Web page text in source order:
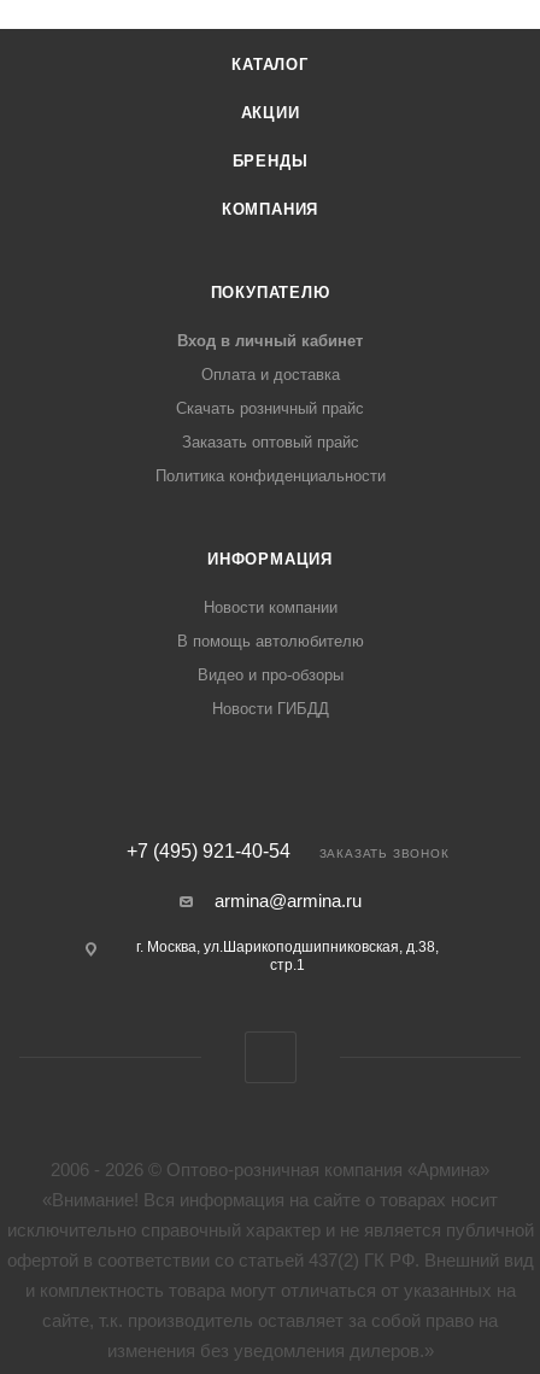
КАТАЛОГ
АКЦИИ
БРЕНДЫ
КОМПАНИЯ
ПОКУПАТЕЛЮ
Вход в личный кабинет
Оплата и доставка
Скачать розничный прайс
Заказать оптовый прайс
Политика конфиденциальности
ИНФОРМАЦИЯ
Новости компании
В помощь автолюбителю
Видео и про-обзоры
Новости ГИБДД
+7 (495) 921-40-54 ЗАКАЗАТЬ ЗВОНОК
armina@armina.ru
г. Москва, ул.Шарикоподшипниковская, д.38,
стр.1
2006 - 2026 © Оптово-розничная компания «Армина»
«Внимание! Вся информация на сайте о товарах носит
исключительно справочный характер и не является публичной
офертой в соответствии со статьей 437(2) ГК РФ. Внешний вид
и комплектность товара могут отличаться от указанных на
сайте, т.к. производитель оставляет за собой право на
изменения без уведомления дилеров.»